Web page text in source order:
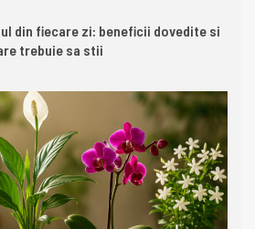
din fiecare zi: beneficii dovedite si
trebuie sa stii